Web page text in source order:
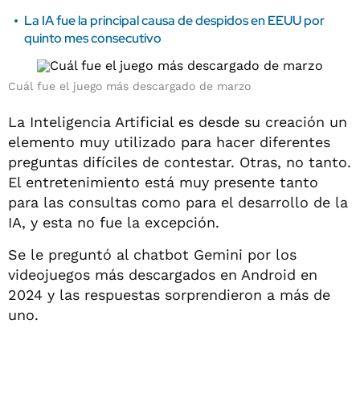
La IA fue la principal causa de despidos en EEUU por
quinto mes consecutivo
Cuál fue el juego más descargado de marzo
La Inteligencia Artificial es desde su creación un
elemento muy utilizado para hacer diferentes
preguntas difíciles de contestar. Otras, no tanto.
El entretenimiento está muy presente tanto
para las consultas como para el desarrollo de la
IA, y esta no fue la excepción.
Se le preguntó al chatbot Gemini por los
videojuegos más descargados en Android en
2024 y las respuestas sorprendieron a más de
uno.